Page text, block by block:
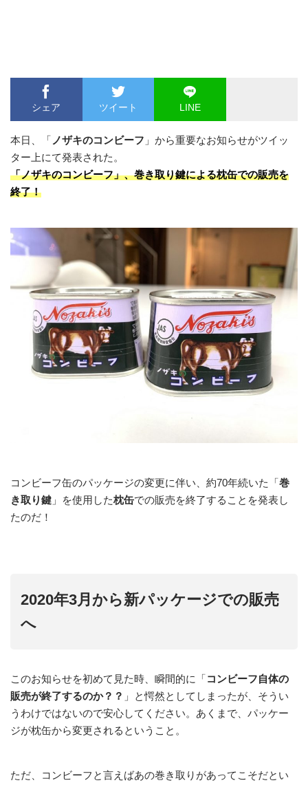
シェア ツイート LINE
本日、「 ノザキのコンビーフ 」から重要なお知らせがツイッ
ター上にて発表された。
「ノザキのコンビーフ」、巻き取り鍵による枕缶での販売を
終了！
コンビーフ缶のパッケージの変更に伴い、約70年続いた「巻
き取り鍵 」を使用した枕缶での販売を終了することを発表し
たのだ！
2020年3月から新パッケージでの販売
へ
このお知らせを初めて見た時、瞬間的に「コンビーフ自体の
販売が終了するのか？？ 」と愕然としてしまったが、そうい
うわけではないので安心してください。あくまで、パッケー
ジが枕缶から変更されるということ。
ただ、コンビーフと言えばあの巻き取りがあってこそだとい